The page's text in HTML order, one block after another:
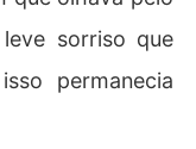
sorriso que
permanecia